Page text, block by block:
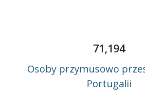
71,194
Osoby przymusowo
Portugalii